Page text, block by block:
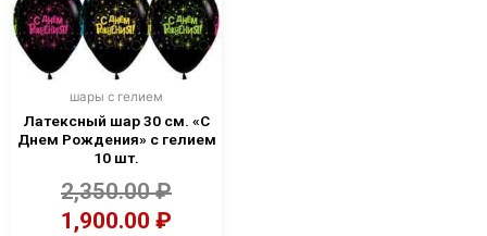
шары с гелием
Латексный шар 30 см. «С
Днем Рождения» с гелием
10 шт.
2,350.00₽
1,900.00 ₽